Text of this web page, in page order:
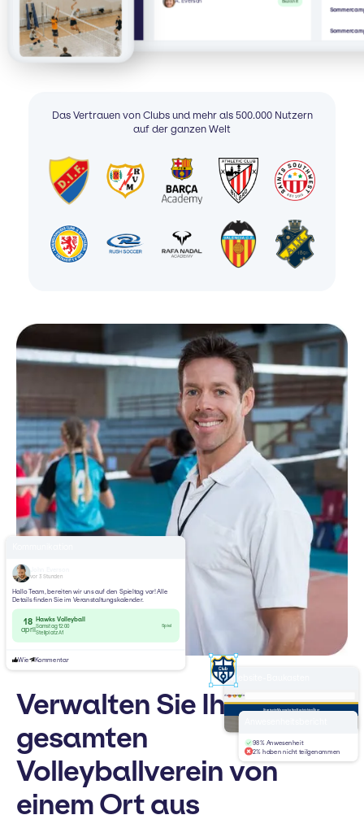
Das Vertrauen von Clubs und mehr als 500.000 Nutzern
auf der ganzen Welt
Verwalten Sie Ihren
gesamten
Volleyballverein von
einem Ort aus
Website-Baukasten
deinverein.de
StartseiteMannschaftenNachrichten Über
vor 3 Stunden
Hallo Team, bereiten wir uns auf den Spieltag vor! Alle
Details finden Sie im Veranstaltungskalender.
18
april
Hawks Volleyball
Samstag 12:00
Stellplatz A1
Spiel
Wie Kommentar
98% Anwesenheit
2% haben nicht teilgenommen